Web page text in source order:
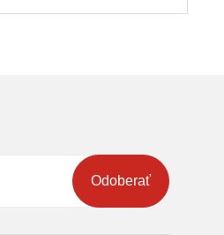
Odoberať